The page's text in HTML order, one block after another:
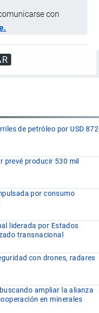
con
de petróleo por USD 872
prevé producir 530 mil
por consumo
liderada por Estados
transnacional
con drones, radares
ampliar la alianza
en minerales